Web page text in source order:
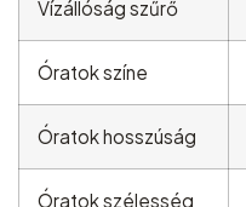
Vízállóság szűrő
Óratok színe
Óratok hosszúság
Óratok szélesség